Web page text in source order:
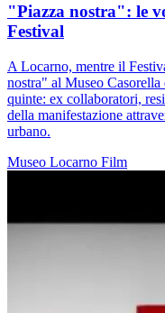
"Piazza nostra": le
Festival
A Locarno, mentre il
nostra" al Museo
quinte: ex collaboratori,
della manifestazione
urbano.
Museo Locarno Film